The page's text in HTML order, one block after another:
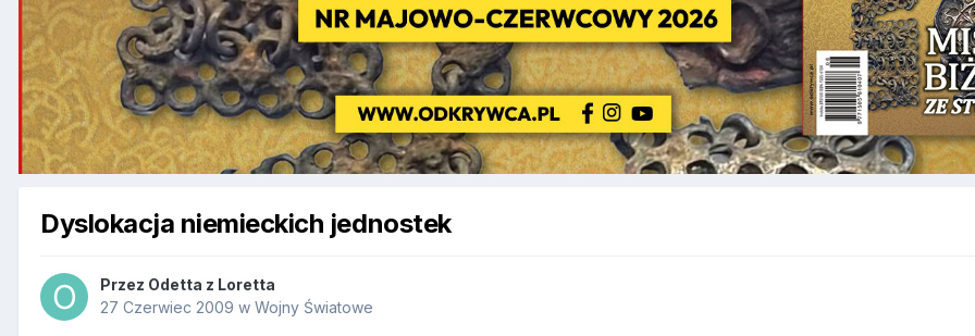
Dyslokacja niemieckich jednostek
Przez Odetta z Loretta
27 Czerwiec 2009 w Wojny Światowe